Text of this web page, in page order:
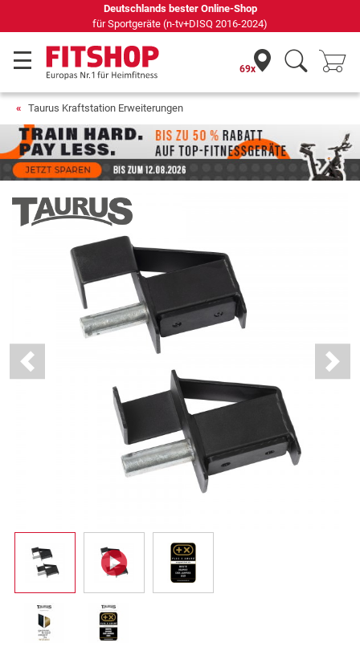
Seit 42 Jahren Ihr Experte für Heimfitness
69x
Taurus Kraftstation Erweiterungen
Previous Next